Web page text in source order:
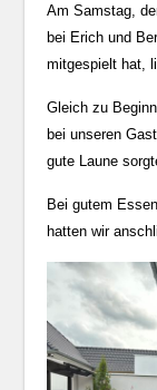
Am Samstag,
bei Erich und
mitgespielt hat,
Gleich zu
bei unseren
gute Laune
Bei gutem
hatten wir